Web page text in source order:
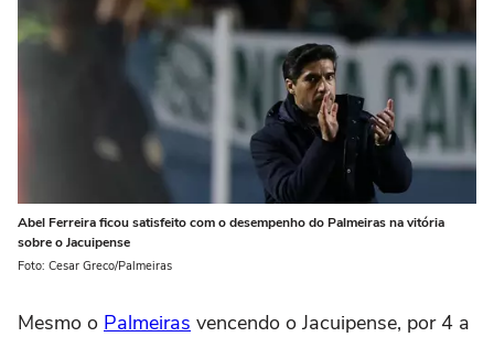
Abel Ferreira ficou satisfeito com o desempenho do Palmeiras na vitória
sobre o Jacuipense
Foto: Cesar Greco/Palmeiras
Mesmo o Palmeiras vencendo o Jacuipense, por 4 a